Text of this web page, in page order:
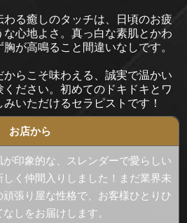
る癒しのタッチは、日頃のお疲
心地よさ。真っ白な素肌とかわ
が高鳴ること間違いなしです。
らこそ味わえる、誠実で温かい
ださい。初めてのドキドキとワ
いただけるセラピストです！
お店から
印象的な、スレンダーで愛らしい
く仲間入りしました！まだ業界未
張り屋な性格で、お客様ひとりひ
しをお届けします。